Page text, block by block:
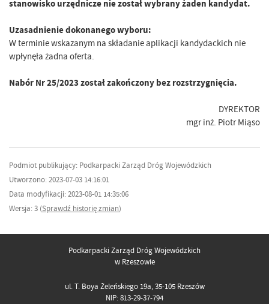
stanowisko urzędnicze nie został wybrany żaden kandydat.
Uzasadnienie dokonanego wyboru:
W terminie wskazanym na składanie aplikacji kandydackich nie
wpłynęła żadna oferta.
Nabór Nr 25/2023 został zakończony bez rozstrzygnięcia.
DYREKTOR
mgr inż. Piotr Miąso
Podmiot publikujący: Podkarpacki Zarząd Dróg Wojewódzkich
Utworzono: 2023-07-03 14:16:01
Data modyfikacji: 2023-08-01 14:35:06
Wersja: 3 (Sprawdź historię zmian)
Podkarpacki Zarząd Dróg Wojewódzkich
w Rzeszowie
ul. T. Boya Żeleńskiego 19a, 35-105 Rzeszów
NIP: 813-29-37-794